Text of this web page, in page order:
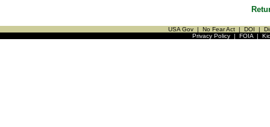
USA Gov | No Fear Act | DOI |
Privacy Policy| FOIA|